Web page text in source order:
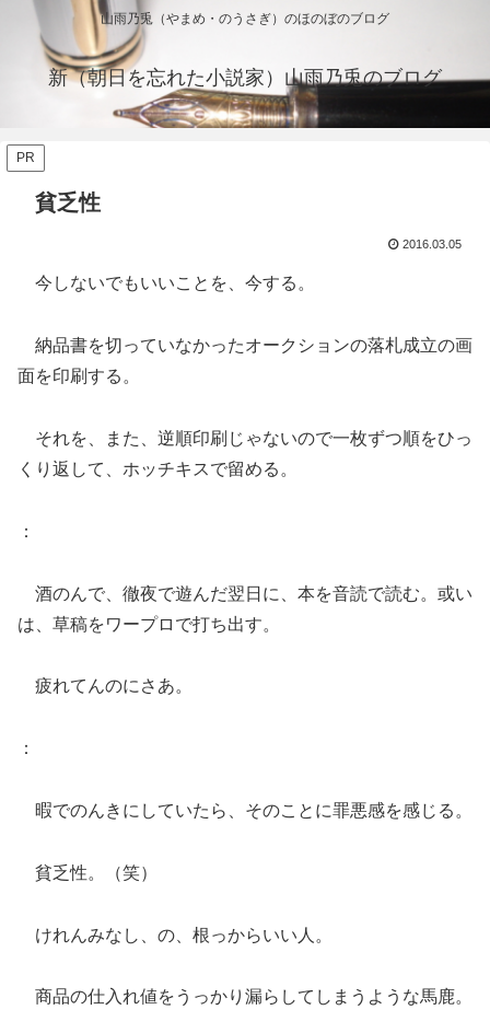
山雨乃兎（やまめ・のうさぎ）のほのぼのブログ
新（朝日を忘れた小説家）山雨乃兎のブログ
PR
貧乏性
2016.03.05
今しないでもいいことを、今する。
納品書を切っていなかったオークションの落札成立の画
面を印刷する。
それを、また、逆順印刷じゃないので一枚ずつ順をひっ
くり返して、ホッチキスで留める。
：
酒のんで、徹夜で遊んだ翌日に、本を音読で読む。或い
は、草稿をワープロで打ち出す。
疲れてんのにさあ。
：
暇でのんきにしていたら、そのことに罪悪感を感じる。
貧乏性。（笑）
けれんみなし、の、根っからいい人。
商品の仕入れ値をうっかり漏らしてしまうような馬鹿。